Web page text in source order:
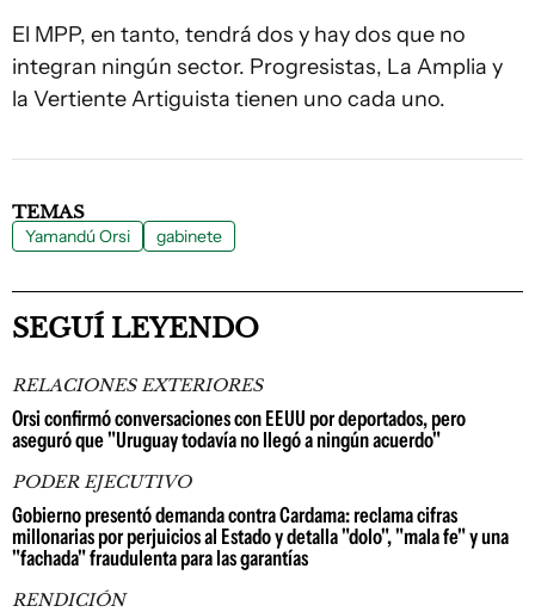
El MPP, en tanto, tendrá dos y hay dos que no
integran ningún sector. Progresistas, La Amplia y
la Vertiente Artiguista tienen uno cada uno.
TEMAS
Yamandú Orsi gabinete
SEGUÍ LEYENDO
RELACIONES EXTERIORES
Orsi confirmó conversaciones con EEUU por deportados, pero
aseguró que "Uruguay todavía no llegó a ningún acuerdo"
PODER EJECUTIVO
Gobierno presentó demanda contra Cardama: reclama cifras
millonarias por perjuicios al Estado y detalla "dolo", "mala fe" y una
"fachada" fraudulenta para las garantías
RENDICIÓN